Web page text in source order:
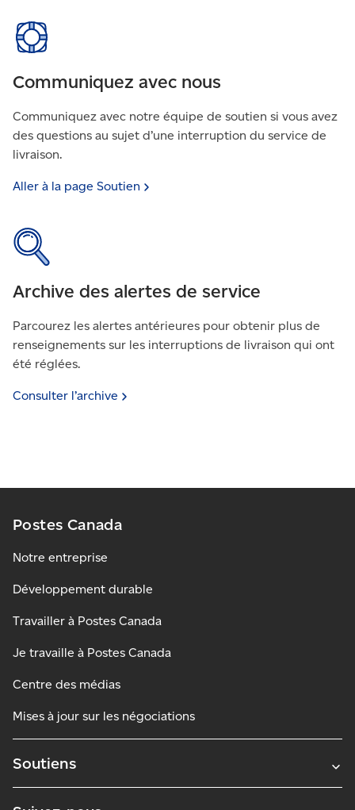
Communiquez avec nous
Communiquez avec notre équipe de soutien si vous avez
des questions au sujet d’une interruption du service de
livraison.
Aller à la page Soutien
Archive des alertes de service
Parcourez les alertes antérieures pour obtenir plus de
renseignements sur les interruptions de livraison qui ont
été réglées.
Consulter l’archive
Postes Canada
Notre entreprise
Développement durable
Travailler à Postes Canada
Je travaille à Postes Canada
Centre des médias
Mises à jour sur les négociations
Soutiens